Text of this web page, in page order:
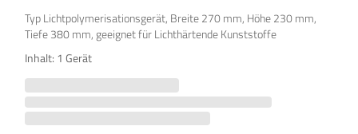
Typ Lichtpolymerisationsgerät, Breite 270 mm, Höhe 230 mm,
Tiefe 380 mm, geeignet für Lichthärtende Kunststoffe
Inhalt: 1 Gerät